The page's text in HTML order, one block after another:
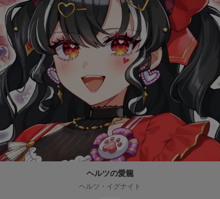
ヘルツの愛籠
ヘルツ・イグナイト